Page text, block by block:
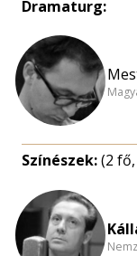
Dramaturg:
Színészek:(2